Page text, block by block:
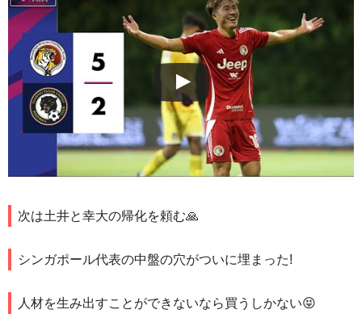
次は土井と幸大の帰化を頼む🙏
シンガポール代表の中盤の穴がついに埋まった!
人材を生み出すことができないなら買うしかない😝